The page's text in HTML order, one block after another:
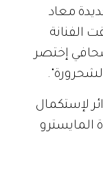
معاد
الفنانة
إختصر
لإستكمال
المايسترو